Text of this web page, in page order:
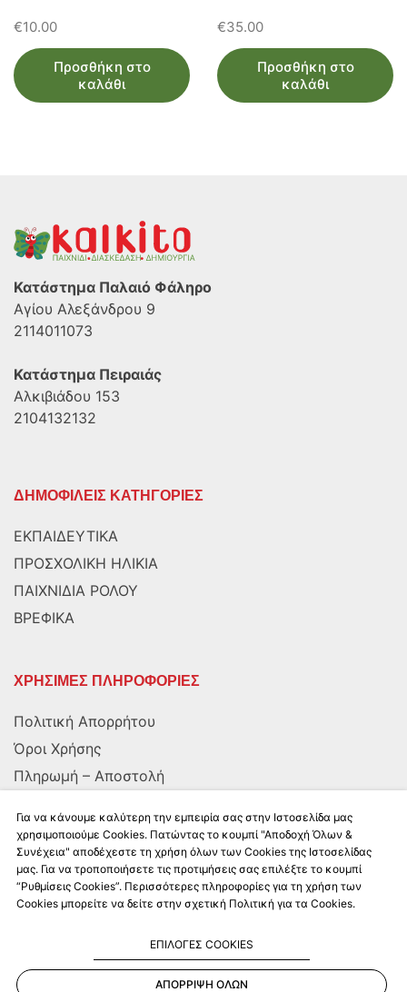
€10.00
Προσθήκη στο
καλάθι
€35.00
Προσθήκη στο
καλάθι
Κατάστημα Παλαιό Φάληρο
Αγίου Αλεξάνδρου 9
2114011073
Κατάστημα Πειραιάς
Αλκιβιάδου 153
2104132132
ΔΗΜΟΦΙΛΕΙΣ ΚΑΤΗΓΟΡΙΕΣ
ΕΚΠΑΙΔΕΥΤΙΚΑ
ΠΡΟΣΧΟΛΙΚΗ ΗΛΙΚΙΑ
ΠΑΙΧΝΙΔΙΑ ΡΟΛΟΥ
ΒΡΕΦΙΚΑ
ΧΡΗΣΙΜΕΣ ΠΛΗΡΟΦΟΡΙΕΣ
Πολιτική Απορρήτου
Όροι Χρήσης
Πληρωμή – Αποστολή
ΑΚΟΛΟΥΘΗΣΤΕ ΜΑΣ
Για να κάνουμε καλύτερη την εμπειρία σας στην Ιστοσελίδα μας
χρησιμοποιούμε Cookies. Πατώντας το κουμπί "Αποδοχή Όλων &
Συνέχεια" αποδέχεστε τη χρήση όλων των Cookies της Ιστοσελίδας
μας. Για να τροποποιήσετε τις προτιμήσεις σας επιλέξτε το κουμπί
“Ρυθμίσεις Cookies”. Περισσότερες πληροφορίες για τη χρήση των
Cookies μπορείτε να δείτε στην σχετική Πολιτική για τα Cookies.
ΕΠΙΛΟΓΕΣ COOKIES
ΑΠΟΡΡΙΨΗ ΟΛΩΝ